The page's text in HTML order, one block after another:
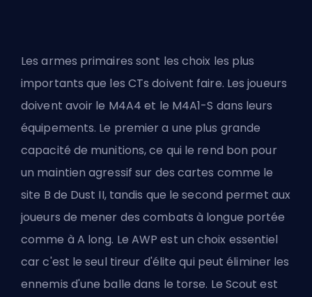
Les armes primaires sont les choix les plus
importants que les CTs doivent faire. Les joueurs
doivent avoir le M4A4 et le M4A1-S dans leurs
équipements. Le premier a une plus grande
capacité de munitions, ce qui le rend bon pour
un maintien agressif sur des cartes comme le
site B de Dust II, tandis que le second permet aux
joueurs de mener des combats à longue portée
comme à A long. Le AWP est un choix essentiel
car c'est le seul tireur d'élite qui peut éliminer les
ennemis d'une balle dans le torse. Le Scout est